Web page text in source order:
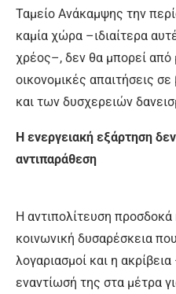
Ταμείο Ανάκαμψης την
καμία χώρα –ιδιαίτερα
χρέος–, δεν θα μπορεί από
οικονομικές απαιτήσεις
και των δυσχερειών
Η ενεργειακή εξάρτηση δεν
αντιπαράθεση
Η αντιπολίτευση
κοινωνική δυσαρέσκεια
λογαριασμοί και η
εναντίωσή της στα μέτρα